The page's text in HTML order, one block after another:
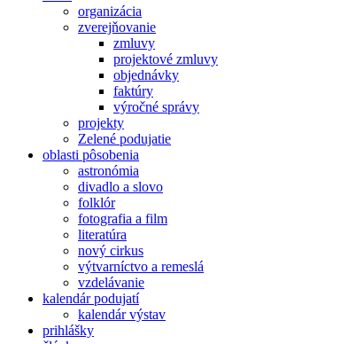
organizácia
zverejňovanie
zmluvy
projektové zmluvy
objednávky
faktúry
výročné správy
projekty
Zelené podujatie
oblasti pôsobenia
astronómia
divadlo a slovo
folklór
fotografia a film
literatúra
nový cirkus
výtvarníctvo a remeslá
vzdelávanie
kalendár podujatí
kalendár výstav
prihlášky